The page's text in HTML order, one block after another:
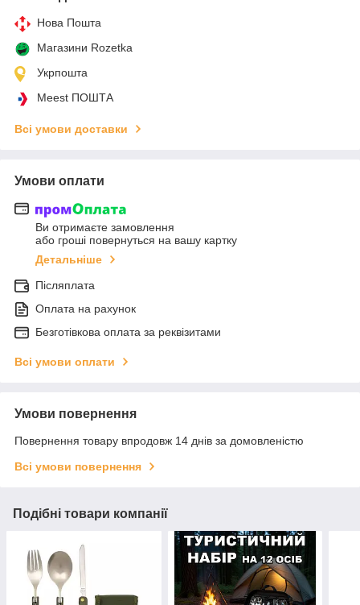
Нова Пошта
Магазини Rozetka
Укрпошта
Meest ПОШТА
Всі умови доставки
Умови оплати
Ви отримаєте замовлення
або гроші повернуться на вашу картку
Детальніше
Післяплата
Оплата на рахунок
Безготівкова оплата за реквізитами
Всі умови оплати
Умови повернення
Повернення товару впродовж 14 днів за домовленістю
Всі умови повернення
Подібні товари компанії